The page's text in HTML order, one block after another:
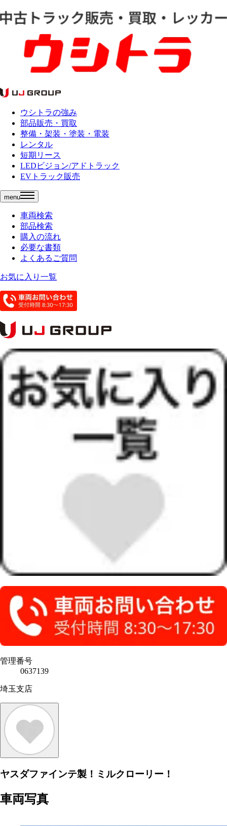
ウシトラの強み
部品販売・買取
整備・架装・塗装・電装
レンタル
短期リース
LEDビジョン/アドトラック
EVトラック販売
menu
車両検索
部品検索
購入の流れ
必要な書類
よくあるご質問
お気に入り一覧
管理番号
0637139
埼玉支店
ヤスダファインテ製！ミルクローリー！
車両写真